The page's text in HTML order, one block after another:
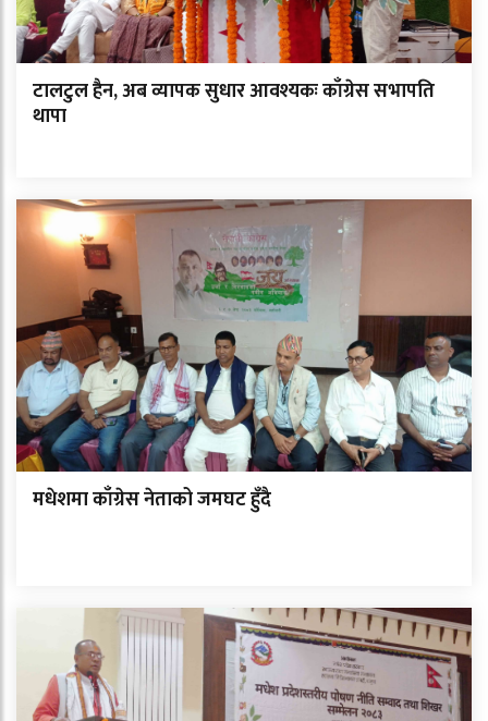
टालटुल हैन, अब व्यापक सुधार आवश्यकः काँग्रेस सभापति
थापा
मधेशमा काँग्रेस नेताको जमघट हुँदै